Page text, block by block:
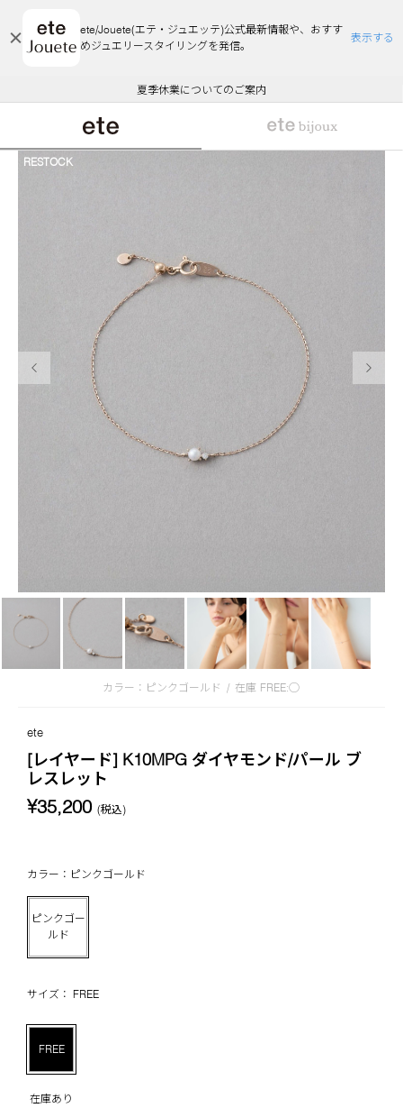
ete/Jouete(エテ・ジュエッテ)公式最新情報や、おすす
めジュエリースタイリングを発信。
表示する
エコラッピング及びエコポイント付与のご案内
ご注文いただいたお品物のお届け状況について
夏季休業についてのご案内
WEB Limited Items >>
採用のご案内
悪質な偽サイトにご注意ください
エコラッピング及びエコポイント付与のご案内
ご注文いただいたお品物のお届け状況について
カラー：ピンクゴールド / 在庫 FREE:◯
RESTOCK
ete
[レイヤード] K10MPG ダイヤモンド/パール ブ
レスレット
¥35,200 (税込)
カラー：ピンクゴールド
ピンクゴー
ルド
サイズ： FREE
FREE
在庫あり